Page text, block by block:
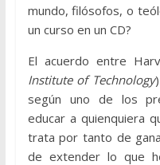
mundo, filósofos, o
un curso en un CD?
El acuerdo entre
Institute of Technology
según uno de los
educar a quienquiera
trata por tanto de
de extender lo que